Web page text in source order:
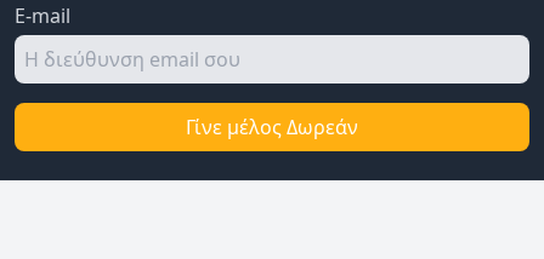
E-mail
Γίνε μέλος Δωρεάν